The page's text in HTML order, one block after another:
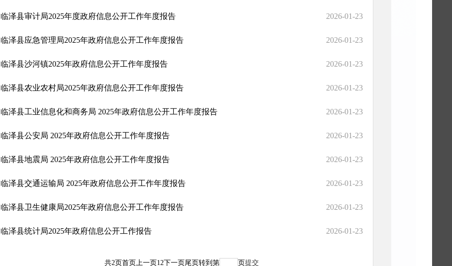
临泽县审计局2025年度政府信息公开工作年度报告 2026-01-23
临泽县应急管理局2025年政府信息公开工作年度报告 2026-01-23
临泽县沙河镇2025年政府信息公开工作年度报告 2026-01-23
临泽县农业农村局2025年政府信息公开工作年度报告 2026-01-23
临泽县工业信息化和商务局 2025年政府信息公开工作年度报告 2026-01-23
临泽县公安局 2025年政府信息公开工作年度报告 2026-01-23
临泽县地震局 2025年政府信息公开工作年度报告 2026-01-23
临泽县交通运输局 2025年政府信息公开工作年度报告 2026-01-23
临泽县卫生健康局2025年政府信息公开工作年度报告 2026-01-23
临泽县统计局2025年政府信息公开工作报告 2026-01-23
共2页首页上一页12下一页尾页转到第 页提交